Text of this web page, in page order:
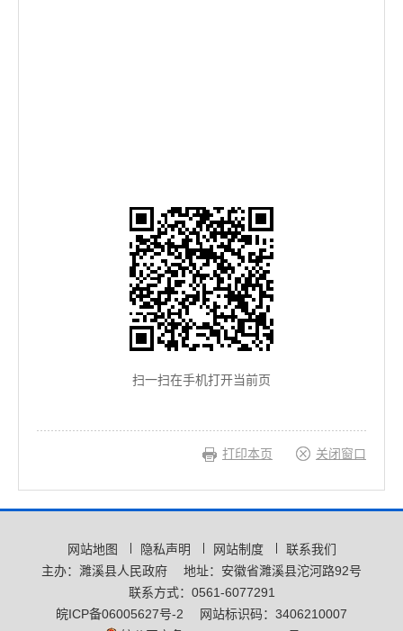
扫一扫在手机打开当前页
打印本页 关闭窗口
网站地图 隐私声明 网站制度
联系我们
主办：濉溪县人民政府
地址：安徽省濉溪县沱河路92号
联系方式：0561-6077291
皖ICP备06005627号-2
网站标识码：3406210007